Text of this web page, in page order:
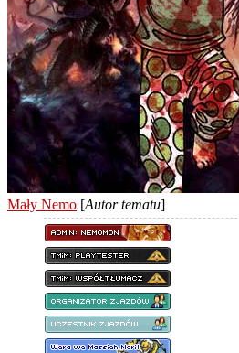
Mały Nemo [Autor tematu]